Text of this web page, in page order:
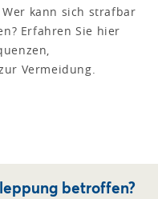
kann sich strafbar
Erfahren Sie hier
Vermeidung.
betroffen?